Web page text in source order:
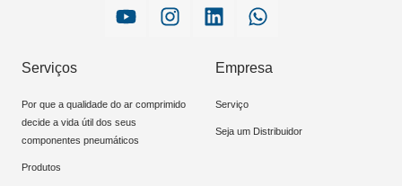
Serviços
Por que a qualidade do ar comprimido
decide a vida útil dos seus
componentes pneumáticos
Produtos
Empresa
Serviço
Seja um Distribuidor